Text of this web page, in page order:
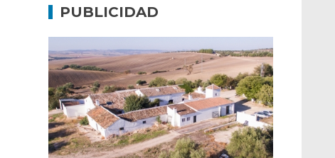
concentración nazis
fundaciones de Bornos
El Frente Popular. Ubrique, febrero-julio
1936
Juntar las letras. La alfabetización en el
PUBLICIDAD